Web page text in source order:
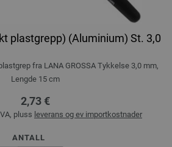
plastgrepp) (Aluminium) St. 3,0
fra LANA GROSSA Tykkelse 3,0 mm,
Lengde 15 cm
2,73 €
pluss leverans og ev importkostnader
ANTALL